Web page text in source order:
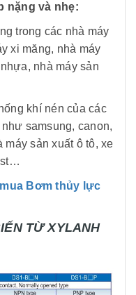
nặng và nhẹ:
trong các nhà máy
xi măng, nhà máy
nhà máy sản
khí nén của các
samsung, canon,
máy sản xuất ô tô, xe
Bơm thủy lực
TỪ XYLANH